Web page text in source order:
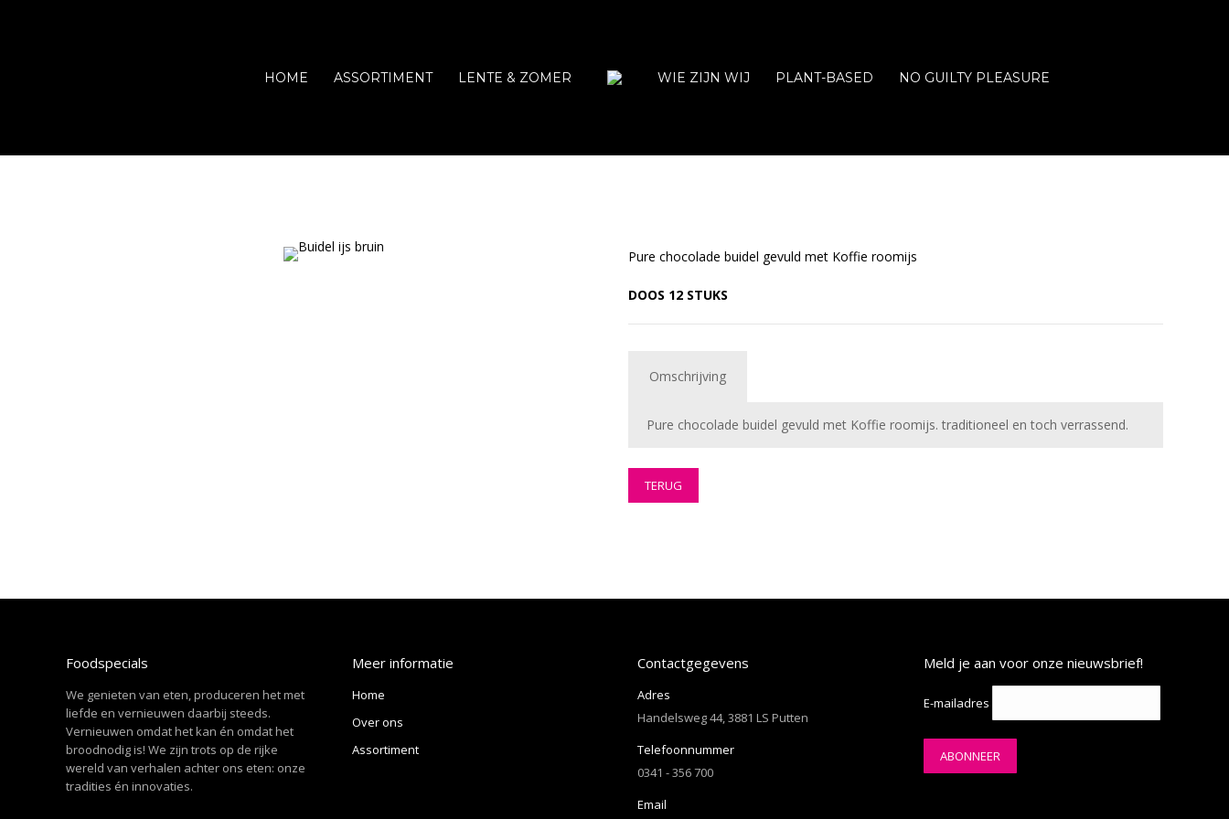
HOME ASSORTIMENT LENTE & ZOMER WIE ZIJN WIJ PLANT-BASED NO GUILTY PLEASURE
Pure chocolade buidel gevuld met Koffie roomijs
DOOS 12 STUKS
Omschrijving
Pure chocolade buidel gevuld met Koffie roomijs. traditioneel en toch verrassend.
TERUG
Foodspecials
We genieten van eten, produceren het met
liefde en vernieuwen daarbij steeds.
Vernieuwen omdat het kan én omdat het
broodnodig is! We zijn trots op de rijke
wereld van verhalen achter ons eten: onze
tradities én innovaties.
Meer informatie
Home
Over ons
Assortiment
Contactgegevens
Adres
Handelsweg 44, 3881 LS Putten
Telefoonnummer
0341 - 356 700
Email
Meld je aan voor onze nieuwsbrief!
E-mailadres